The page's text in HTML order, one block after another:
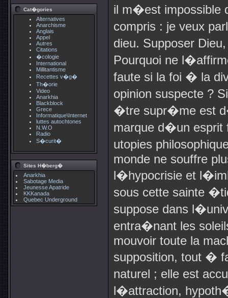
Cat�gories
Alternatives
Anarchisme
Anglais
Appel
Autres
Citations
�cologie
International
Millitantisme
Recettes v�g�
Th�orie
Video
Anarkhia
Blackblock
Grece
Informatique\Internet
luttes autochtones
N.W.O
Radio
S�curit�
Sites H�berg�
Anarkhia
Sabotage Media
Jeunesse Apatride
KKKanada
Quebec Underground
il m�est
compris : je veux
dieu. Supposer
Pourquoi ne
faute si la foi � la
opinion suspecte ?
�tre supr�me est
marque d�un esprit
utopies
monde ne souffre
l�hypocrisie et
sous cette sainte
suppose dans
entra�nant les
mouvoir toute la
supposition, tout �
naturel ; elle est
l�attraction,